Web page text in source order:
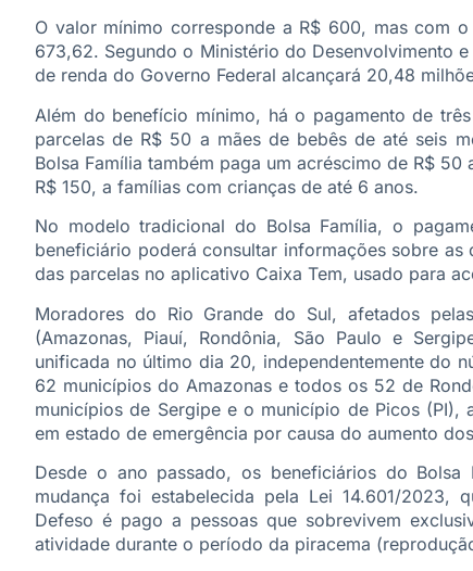
O valor mínimo corresponde a R$ 600, mas com
673,62. Segundo o Ministério do Desenvolvimento
de renda do Governo Federal alcançará 20,48
Além do benefício mínimo, há o pagamento de
parcelas de R$ 50 a mães de bebês de até seis
Bolsa Família também paga um acréscimo de R$
R$ 150, a famílias com crianças de até 6 anos.
No modelo tradicional do Bolsa Família, o
beneficiário poderá consultar informações sobre
das parcelas no aplicativo Caixa Tem, usado para
Moradores do Rio Grande do Sul, afetados
(Amazonas, Piauí, Rondônia, São Paulo e
unificada no último dia 20, independentemente do
62 municípios do Amazonas e todos os 52 de
municípios de Sergipe e o município de Picos
em estado de emergência por causa do aumento
Desde o ano passado, os beneficiários do
mudança foi estabelecida pela Lei 14.601/2023,
Defeso é pago a pessoas que sobrevivem
atividade durante o período da piracema